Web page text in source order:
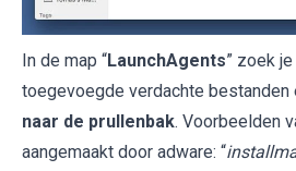
In de map “LaunchAgents” zoek
toegevoegde verdachte bestanden
naar de prullenbak. Voorbeelden
aangemaakt door adware: “